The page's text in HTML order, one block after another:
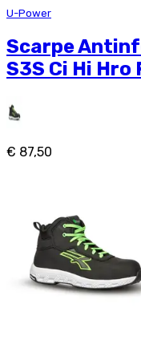
U-Power
Scarpe
S3S Ci Hi Hro
€ 87,50